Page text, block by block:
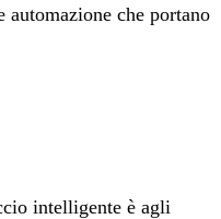
che portano
intelligente è agli